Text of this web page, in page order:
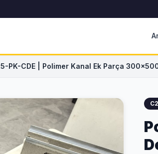
PK-CDE | Polimer Kanal Ek Parça